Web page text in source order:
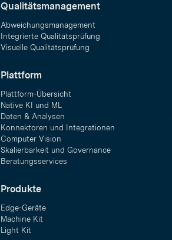
Qualitätsmanagement
Abweichungsmanagement
Integrierte Qualitätsprüfung
Visuelle Qualitätsprüfung
Plattform
Plattform-Übersicht
Native KI und ML
Daten & Analysen
Konnektoren und Integrationen
Computer Vision
Skalierbarkeit und Governance
Beratungsservices
Produkte
Edge-Geräte
Machine Kit
Light Kit